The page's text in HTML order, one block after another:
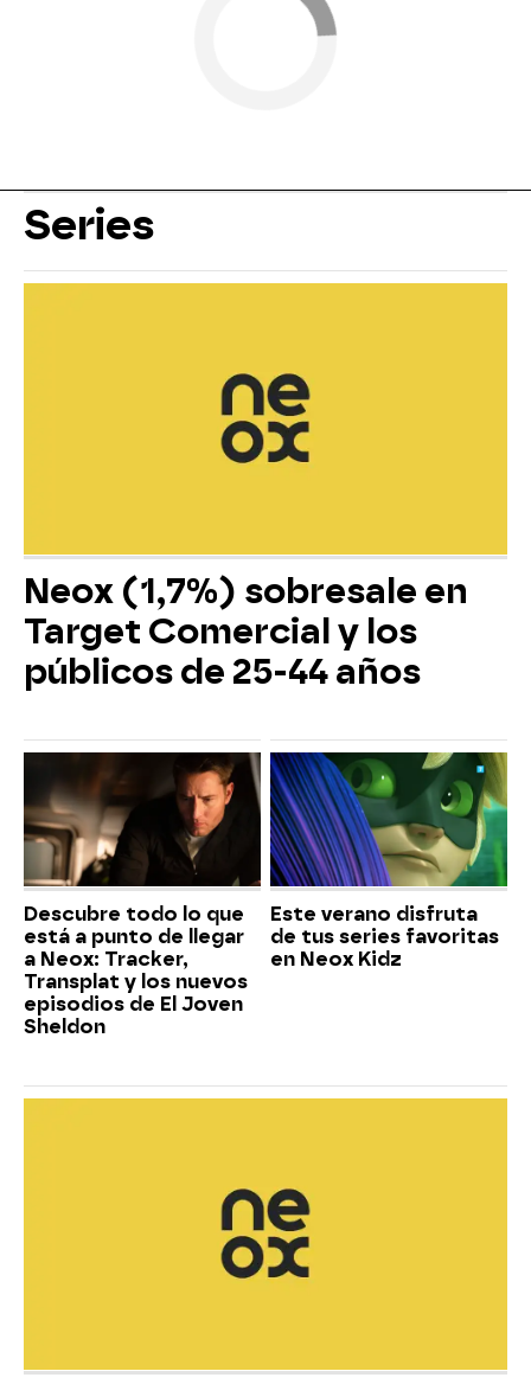
Series
Neox (1,7%) sobresale en
Target Comercial y los
públicos de 25-44 años
Descubre todo lo que
está a punto de llegar
a Neox: Tracker,
Transplat y los nuevos
episodios de El Joven
Sheldon
Este verano disfruta
de tus series favoritas
en Neox Kidz